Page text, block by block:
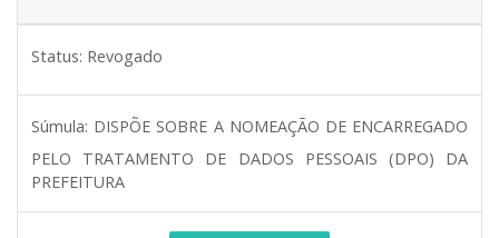
Status: Revogado
Súmula: DISPÕE SOBRE A NOMEAÇÃO DE ENCARREGADO
PELO TRATAMENTO DE DADOS PESSOAIS (DPO) DA
PREFEITURA